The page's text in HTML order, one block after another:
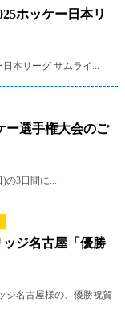
ホッケー日本リ
本リーグ サムライ...
ー選手権大会のご
)の3日間に...
ジ名古屋「優勝
ジ名古屋様の、優勝祝賀